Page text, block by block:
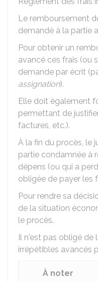
Le remboursement
demandé à la partie
Pour obtenir un
avancé ces frais (ou
demande par écrit
assignation).
Elle doit également
permettant de
factures, etc.).
À la fin du procès, le
partie condamnée à
dépens (ou qui a
obligée de payer les
Pour rendre sa
de la situation
le procès.
Il n'est pas obligé de
irrépétibles avancés
À noter